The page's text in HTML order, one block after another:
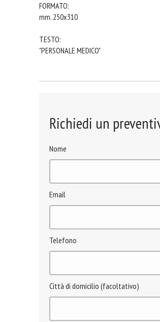
FORMATO:
mm. 250x310
TESTO:
"PERSONALE MEDICO"
Richiedi un
Nome
Email
Telefono
Città di domicilio (facoltativo)